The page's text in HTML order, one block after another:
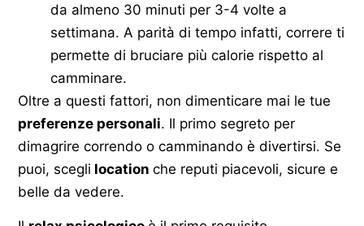
da almeno 30 minuti per 3-4 volte a
settimana. A parità di tempo infatti, correre ti
permette di bruciare più calorie rispetto al
camminare.
Oltre a questi fattori, non dimenticare mai le tue
preferenze personali. Il primo segreto per
dimagrire correndo o camminando è divertirsi. Se
puoi, scegli location che reputi piacevoli, sicure e
belle da vedere.